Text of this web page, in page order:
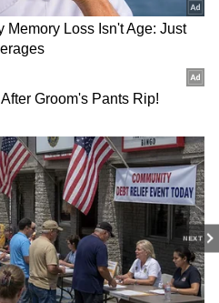
NEXT
క్రూరమైన, పాపపు,
రాహువు భ్రమలను
తేదీల్లో పుట్టిన వారు
వ్యసనాలకు
జీవితాన్ని నాశనం
పడతారు.